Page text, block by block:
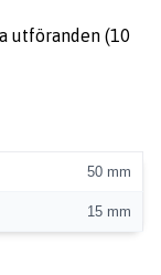
utföranden (10
50 mm
15 mm